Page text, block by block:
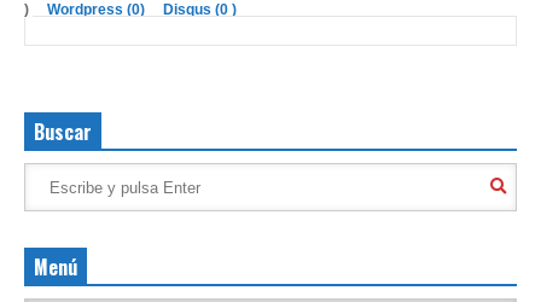
) Wordpress (0) Disqus (0 )
Buscar
Menú